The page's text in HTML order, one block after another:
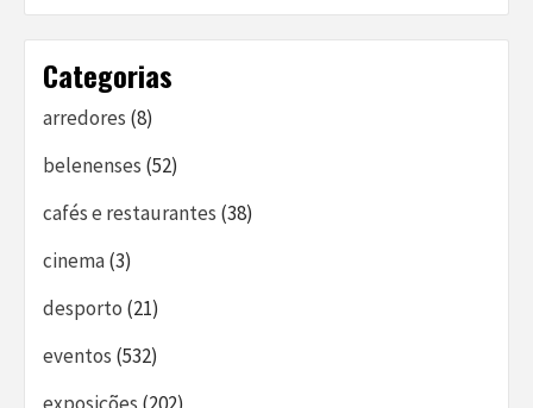
Categorias
arredores (8)
belenenses (52)
cafés e restaurantes (38)
cinema(3)
desporto (21)
eventos (532)